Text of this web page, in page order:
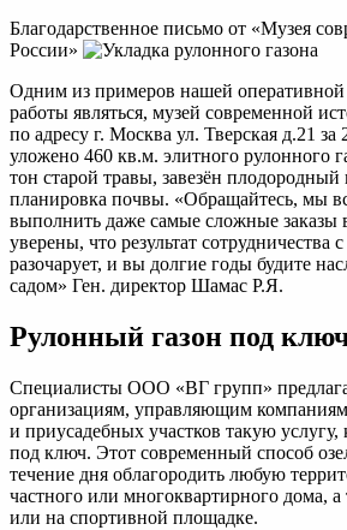
Благодарственное письмо от «Музея
России»
Одним из примеров нашей
работы являться, музей современной
по адресу г. Москва ул. Тверская д.21
уложено 460 кв.м. элитного рулонного
тон старой травы, завезён плодородный
планировка почвы. «Обращайтесь, мы
выполнить даже самые сложные
уверены, что результат сотрудничества
разочарует, и вы долгие годы будите
садом» Ген. директор Шамас Р.Я.
Рулонный газон под
Специалисты ООО «ВГ групп»
организациям, управляющим
и приусадебных участков такую услугу,
под ключ. Этот современный способ
течение дня облагородить любую
частного или многоквартирного дома, а
или на спортивной площадке.